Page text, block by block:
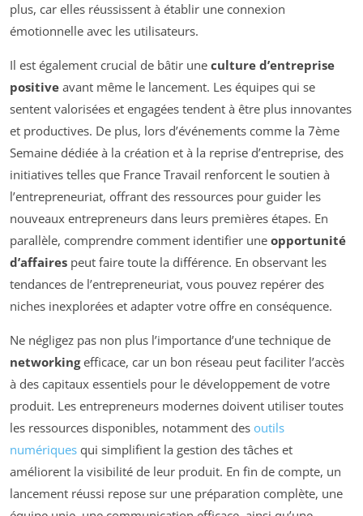
plus, car elles réussissent à établir une connexion
émotionnelle avec les utilisateurs.
Il est également crucial de bâtir une culture d’entreprise
positive avant même le lancement. Les équipes qui se
sentent valorisées et engagées tendent à être plus innovantes
et productives. De plus, lors d’événements comme la 7ème
Semaine dédiée à la création et à la reprise d’entreprise, des
initiatives telles que France Travail renforcent le soutien à
l’entrepreneuriat, offrant des ressources pour guider les
nouveaux entrepreneurs dans leurs premières étapes. En
parallèle, comprendre comment identifier une opportunité
d’affaires peut faire toute la différence. En observant les
tendances de l’entrepreneuriat, vous pouvez repérer des
niches inexplorées et adapter votre offre en conséquence.
Ne négligez pas non plus l’importance d’une technique de
networkingefficace, car un bon réseau peut faciliter l’accès
à des capitaux essentiels pour le développement de votre
produit. Les entrepreneurs modernes doivent utiliser toutes
les ressources disponibles, notamment des outils
numériques qui simplifient la gestion des tâches et
améliorent la visibilité de leur produit. En fin de compte, un
lancement réussi repose sur une préparation complète, une